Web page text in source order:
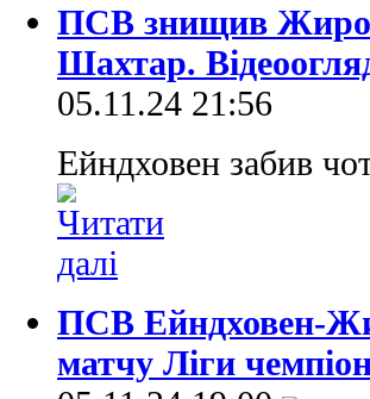
ПСВ знищив
Шахтар.
05.11.24 21:56
Ейндховен забив
ПСВ Ейндховен-
матчу Ліги